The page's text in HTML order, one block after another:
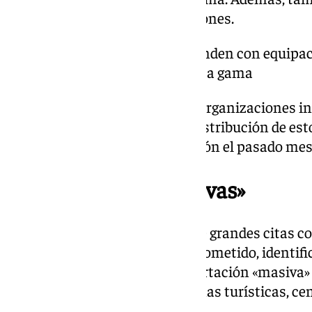
para elaborar dichas falsificaciones.
la mayor parte se corresponden con
lujo, zapatos y relojes de alta gama
La información recibida sobre organizaciones
la fabricación, importación y distribución de
Policía, que inició la investigación el pasado
Importaciones «masivas»
Aprovechando la celebración de grandes citas
autoridades intensificaron su cometido,
sociedades dedicadas a la importación
El destino más común eran zonas turísticas,